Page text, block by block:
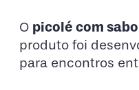
O picolé com
produto foi
para encontros